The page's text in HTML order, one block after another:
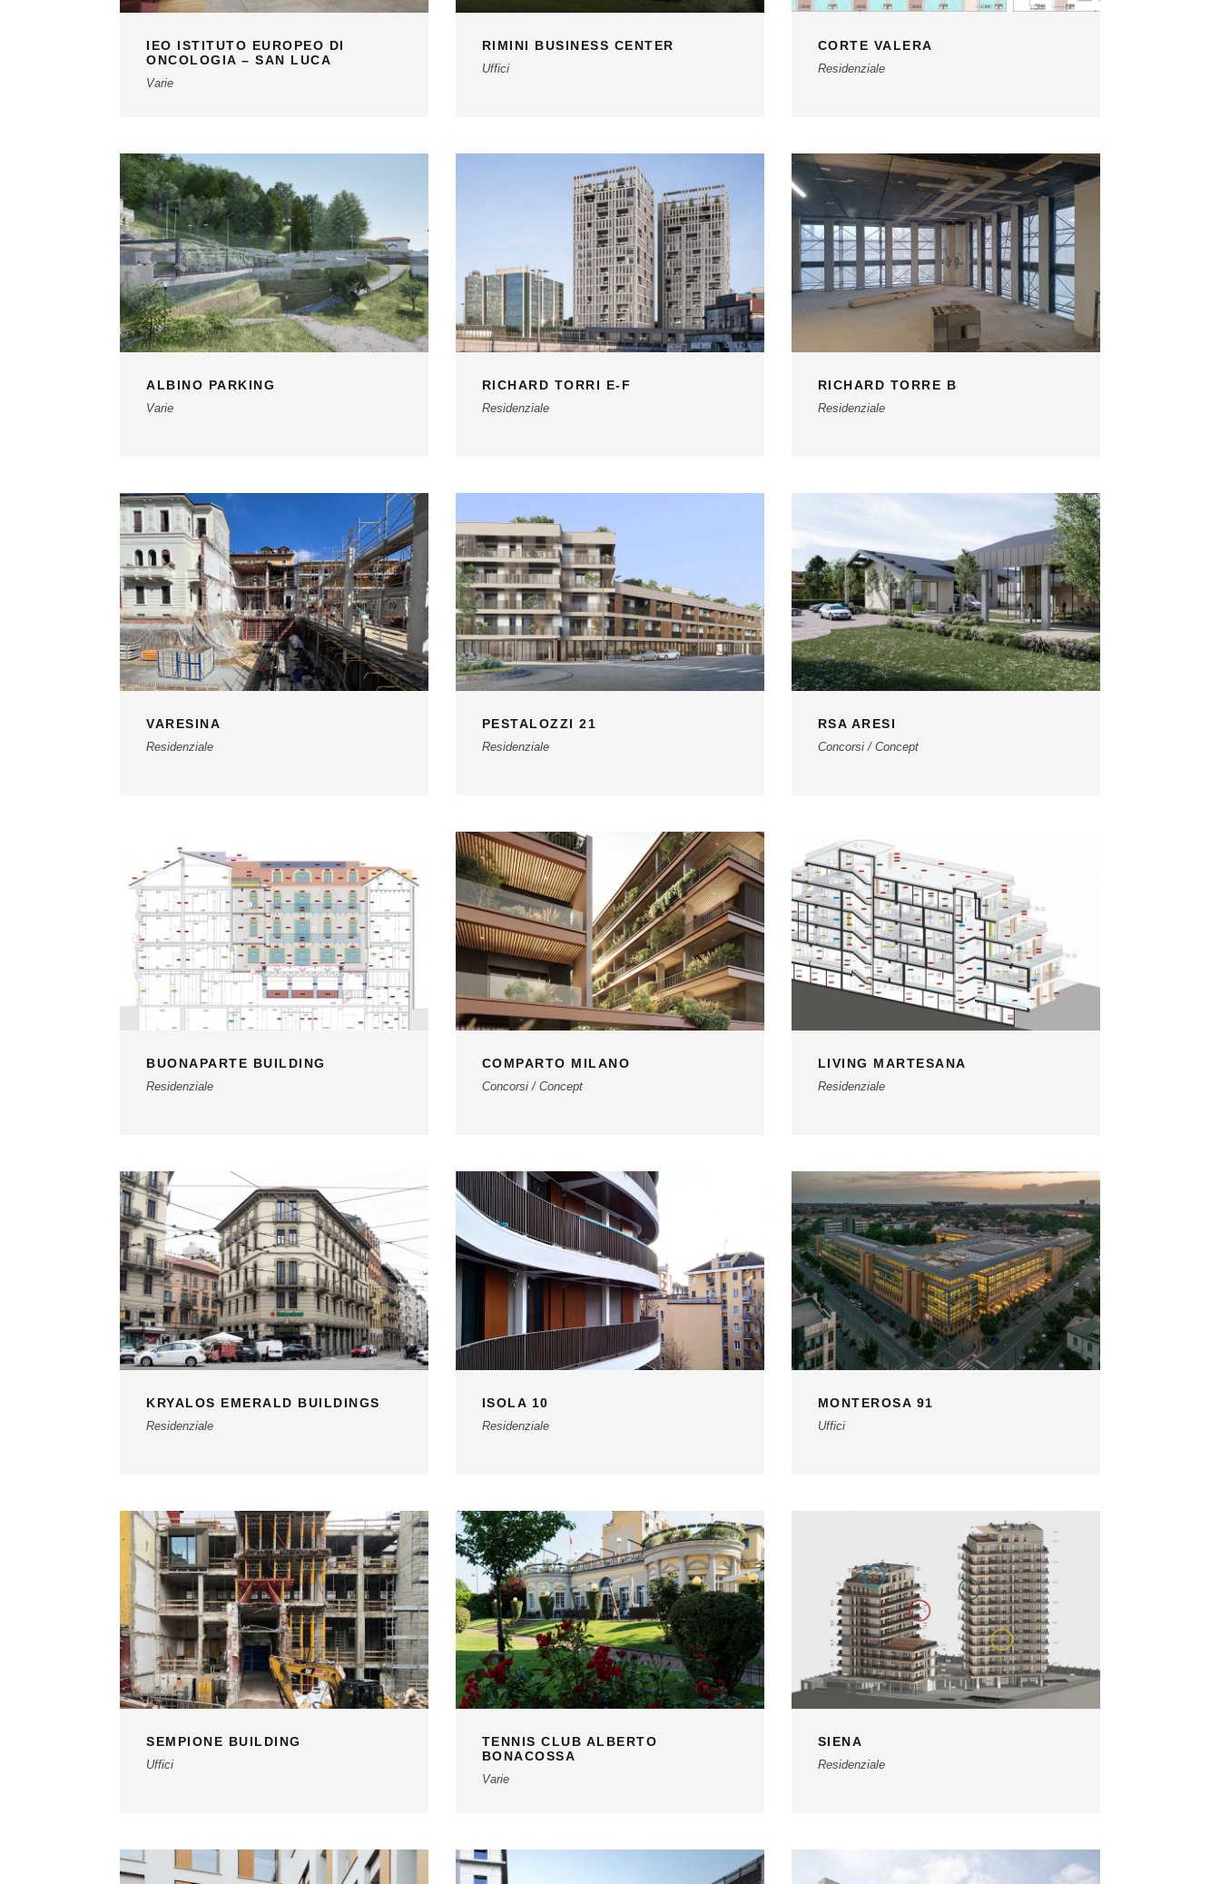
IEO ISTITUTO EUROPEO DI
ONCOLOGIA – SAN LUCA
Varie
RIMINI BUSINESS CENTER
Uffici
CORTE VALERA
Residenziale
ALBINO PARKING
Varie
RICHARD TORRI E-F
Residenziale
RICHARD TORRE B
Residenziale
VARESINA
Residenziale
PESTALOZZI 21
Residenziale
RSA ARESI
Concorsi / Concept
BUONAPARTE BUILDING
Residenziale
COMPARTO MILANO
Concorsi / Concept
LIVING MARTESANA
Residenziale
KRYALOS EMERALD BUILDINGS
Residenziale
ISOLA 10
Residenziale
MONTEROSA 91
Uffici
SEMPIONE BUILDING
Uffici
TENNIS CLUB ALBERTO
BONACOSSA
Varie
SIENA
Residenziale